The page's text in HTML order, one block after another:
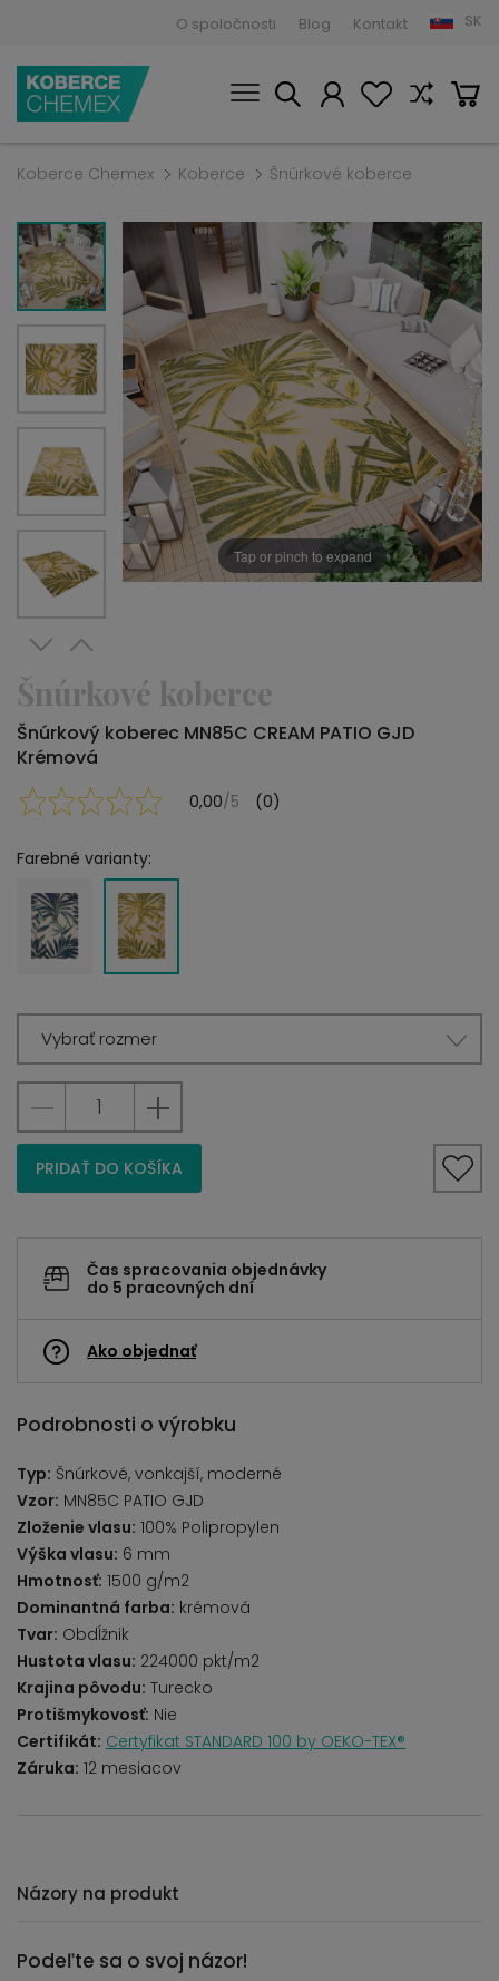
O spoločnosti Blog Kontakt SK
Koberce Chemex Koberce Šnúrkové koberce
Tap or pinch to expand
Šnúrkové koberce
Šnúrkový koberec MN85C CREAM PATIO GJD
Krémová
0,00/5 (0)
Farebné varianty:
Vybrať rozmer
PRIDAŤ DO KOŠÍKA
Čas spracovania objednávky
do 5 pracovných dní
Ako objednať
Podrobnosti o výrobku
Typ: Šnúrkové, vonkajší, moderné
Vzor: MN85C PATIO GJD
Zloženie vlasu: 100% Polipropylen
Výška vlasu: 6 mm
Hmotnosť: 1500 g/m2
Dominantná farba: krémová
Tvar: Obdĺžnik
Hustota vlasu: 224000 pkt/m2
Krajina pôvodu: Turecko
Protišmykovosť: Nie
Certifikát: Certyfikat STANDARD 100 by OEKO-TEX®
Záruka: 12 mesiacov
Názory na produkt
Podeľte sa o svoj názor!